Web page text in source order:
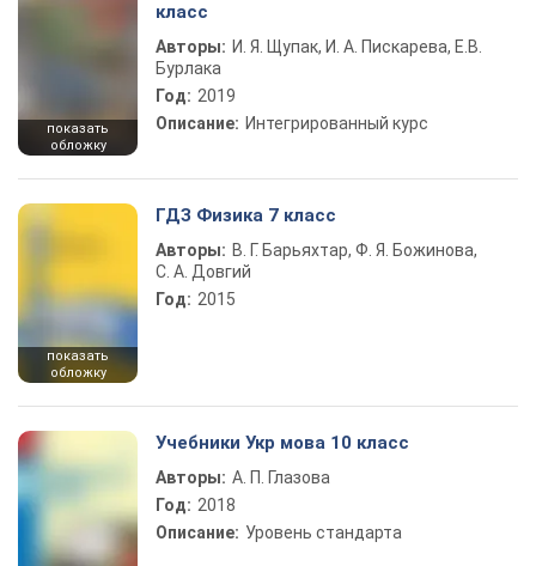
показать
обложку
класс
Авторы: И. Я. Щупак, И. А. Пискарева, Е.В.
Бурлака
Год: 2019
Описание: Интегрированный курс
показать
обложку
ГДЗ Физика 7 класс
Авторы: В. Г. Барьяхтар, Ф. Я. Божинова,
С. А. Довгий
Год: 2015
Учебники Укр мова 10 класс
Авторы: А. П. Глазова
Год: 2018
Описание: Уровень стандарта